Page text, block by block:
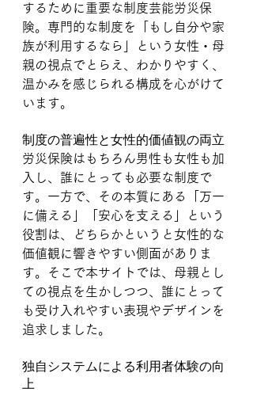
するために重要な制度芸能労災保
険。専門的な制度を「もし自分や家
族が利用するなら」という女性・母
親の視点でとらえ、わかりやすく、
温かみを感じられる構成を心がけて
います。
制度の普遍性と女性的価値観の両立
労災保険はもちろん男性も女性も加
入し、誰にとっても必要な制度で
す。一方で、その本質にある「万一
に備える」「安心を支える」という
役割は、どちらかというと女性的な
価値観に響きやすい側面がありま
す。そこで本サイトでは、母親とし
ての視点を生かしつつ、誰にとって
も受け入れやすい表現やデザインを
追求しました。
独自システムによる利用者体験の向
上